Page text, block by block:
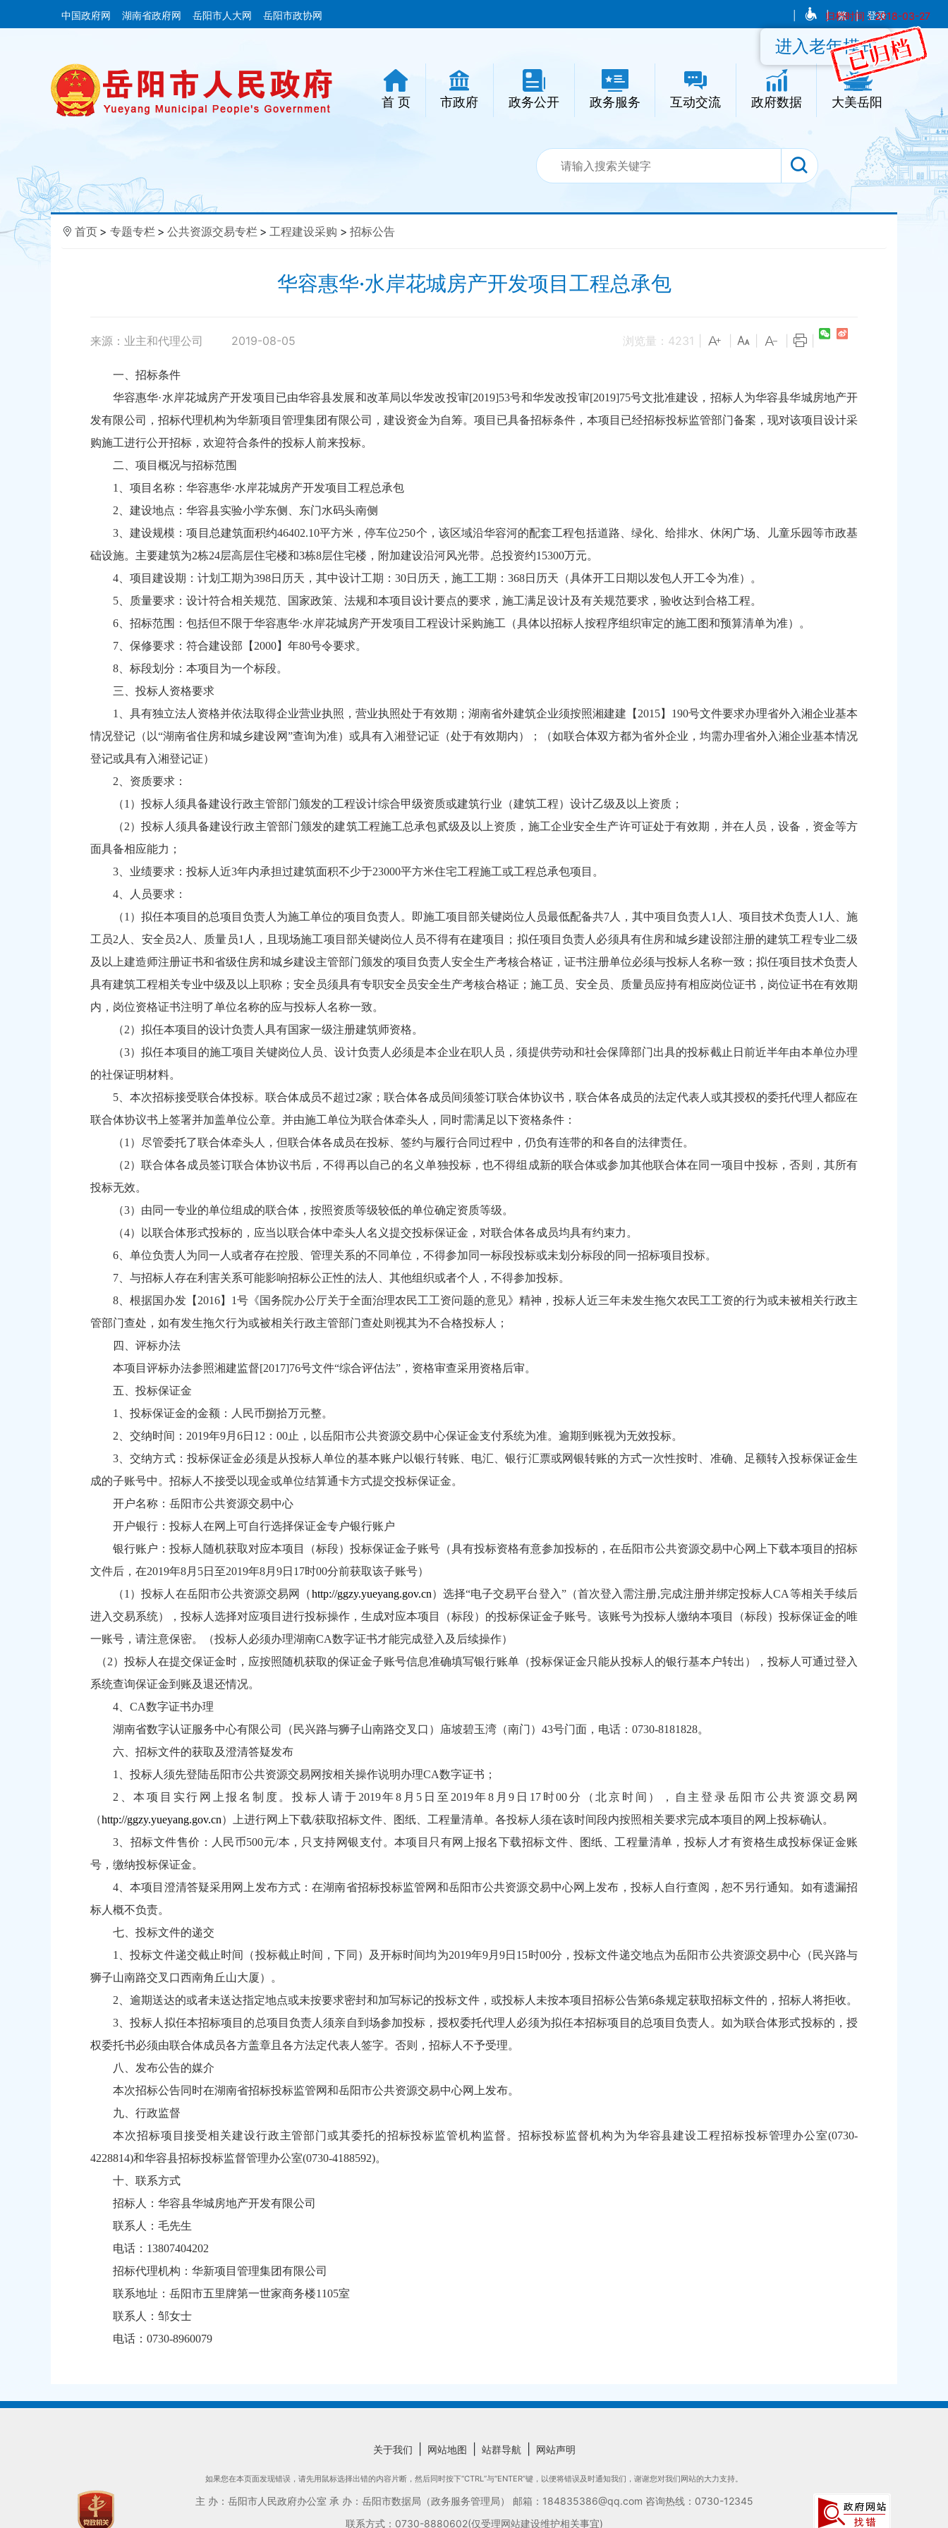
归档时间：2018-03-27
中国政府网 湖南省政府网 岳阳市人大网 岳阳市政协网 |繁| 登录
首 页 市政府 政务公开 政务服务 互动交流 政府数据 大美岳阳
进入老年模式
首页 > 专题专栏 > 公共资源交易专栏 > 工程建设采购 > 招标公告
华容惠华·水岸花城房产开发项目工程总承包
来源：业主和代理公司 2019-08-05 浏览量： 4231
一、招标条件
华容惠华·水岸花城房产开发项目已由华容县发展和改革局以华发改投审[2019]53号和华发改投审[2019]75号文批准建设，招标人为华容县华城房地产开
发有限公司，招标代理机构为华新项目管理集团有限公司，建设资金为自筹。项目已具备招标条件，本项目已经招标投标监管部门备案，现对该项目设计采
购施工进行公开招标，欢迎符合条件的投标人前来投标。
二、项目概况与招标范围
1、项目名称：华容惠华·水岸花城房产开发项目工程总承包
2、建设地点：华容县实验小学东侧、东门水码头南侧
3、建设规模：项目总建筑面积约46402.10平方米，停车位250个，该区域沿华容河的配套工程包括道路、绿化、给排水、休闲广场、儿童乐园等市政基
础设施。主要建筑为2栋24层高层住宅楼和3栋8层住宅楼，附加建设沿河风光带。总投资约15300万元。
4、项目建设期：计划工期为398日历天，其中设计工期：30日历天，施工工期：368日历天（具体开工日期以发包人开工令为准）。
5、质量要求：设计符合相关规范、国家政策、法规和本项目设计要点的要求，施工满足设计及有关规范要求，验收达到合格工程。
6、招标范围：包括但不限于华容惠华·水岸花城房产开发项目工程设计采购施工（具体以招标人按程序组织审定的施工图和预算清单为准）。
7、保修要求：符合建设部【2000】年80号令要求。
8、标段划分：本项目为一个标段。
三、投标人资格要求
1、具有独立法人资格并依法取得企业营业执照，营业执照处于有效期；湖南省外建筑企业须按照湘建建【2015】190号文件要求办理省外入湘企业基本
情况登记（以“湖南省住房和城乡建设网”查询为准）或具有入湘登记证（处于有效期内）；（如联合体双方都为省外企业，均需办理省外入湘企业基本情况
登记或具有入湘登记证）
2、资质要求：
（1）投标人须具备建设行政主管部门颁发的工程设计综合甲级资质或建筑行业（建筑工程）设计乙级及以上资质；
（2）投标人须具备建设行政主管部门颁发的建筑工程施工总承包贰级及以上资质，施工企业安全生产许可证处于有效期，并在人员，设备，资金等方
面具备相应能力；
3、业绩要求：投标人近3年内承担过建筑面积不少于23000平方米住宅工程施工或工程总承包项目。
4、人员要求：
（1）拟任本项目的总项目负责人为施工单位的项目负责人。即施工项目部关键岗位人员最低配备共7人，其中项目负责人1人、项目技术负责人1人、施
工员2人、安全员2人、质量员1人，且现场施工项目部关键岗位人员不得有在建项目；拟任项目负责人必须具有住房和城乡建设部注册的建筑工程专业二级
及以上建造师注册证书和省级住房和城乡建设主管部门颁发的项目负责人安全生产考核合格证，证书注册单位必须与投标人名称一致；拟任项目技术负责人
具有建筑工程相关专业中级及以上职称；安全员须具有专职安全员安全生产考核合格证；施工员、安全员、质量员应持有相应岗位证书，岗位证书在有效期
内，岗位资格证书注明了单位名称的应与投标人名称一致。
（2）拟任本项目的设计负责人具有国家一级注册建筑师资格。
（3）拟任本项目的施工项目关键岗位人员、设计负责人必须是本企业在职人员，须提供劳动和社会保障部门出具的投标截止日前近半年由本单位办理
的社保证明材料。
5、本次招标接受联合体投标。联合体成员不超过2家；联合体各成员间须签订联合体协议书，联合体各成员的法定代表人或其授权的委托代理人都应在
联合体协议书上签署并加盖单位公章。并由施工单位为联合体牵头人，同时需满足以下资格条件：
（1）尽管委托了联合体牵头人，但联合体各成员在投标、签约与履行合同过程中，仍负有连带的和各自的法律责任。
（2）联合体各成员签订联合体协议书后，不得再以自己的名义单独投标，也不得组成新的联合体或参加其他联合体在同一项目中投标，否则，其所有
投标无效。
（3）由同一专业的单位组成的联合体，按照资质等级较低的单位确定资质等级。
（4）以联合体形式投标的，应当以联合体中牵头人名义提交投标保证金，对联合体各成员均具有约束力。
6、单位负责人为同一人或者存在控股、管理关系的不同单位，不得参加同一标段投标或未划分标段的同一招标项目投标。
7、与招标人存在利害关系可能影响招标公正性的法人、其他组织或者个人，不得参加投标。
8、根据国办发【2016】1号《国务院办公厅关于全面治理农民工工资问题的意见》精神，投标人近三年未发生拖欠农民工工资的行为或未被相关行政主
管部门查处，如有发生拖欠行为或被相关行政主管部门查处则视其为不合格投标人；
四、评标办法
本项目评标办法参照湘建监督[2017]76号文件“综合评估法”，资格审查采用资格后审。
五、投标保证金
1、投标保证金的金额：人民币捌拾万元整。
2、交纳时间：2019年9月6日12：00止，以岳阳市公共资源交易中心保证金支付系统为准。逾期到账视为无效投标。
3、交纳方式：投标保证金必须是从投标人单位的基本账户以银行转账、电汇、银行汇票或网银转账的方式一次性按时、准确、足额转入投标保证金生
成的子账号中。招标人不接受以现金或单位结算通卡方式提交投标保证金。
开户名称：岳阳市公共资源交易中心
开户银行：投标人在网上可自行选择保证金专户银行账户
银行账户：投标人随机获取对应本项目（标段）投标保证金子账号（具有投标资格有意参加投标的，在岳阳市公共资源交易中心网上下载本项目的招标
文件后，在2019年8月5日至2019年8月9日17时00分前获取该子账号）
（1）投标人在岳阳市公共资源交易网（http://ggzy.yueyang.gov.cn）选择“电子交易平台登入”（首次登入需注册,完成注册并绑定投标人CA等相关手续后
进入交易系统），投标人选择对应项目进行投标操作，生成对应本项目（标段）的投标保证金子账号。该账号为投标人缴纳本项目（标段）投标保证金的唯
一账号，请注意保密。（投标人必须办理湖南CA数字证书才能完成登入及后续操作）
（2）投标人在提交保证金时，应按照随机获取的保证金子账号信息准确填写银行账单（投标保证金只能从投标人的银行基本户转出），投标人可通过登入
系统查询保证金到账及退还情况。
4、CA数字证书办理
湖南省数字认证服务中心有限公司（民兴路与狮子山南路交叉口）庙坡碧玉湾（南门）43号门面，电话：0730-8181828。
六、招标文件的获取及澄清答疑发布
1、投标人须先登陆岳阳市公共资源交易网按相关操作说明办理CA数字证书；
2、本项目实行网上报名制度。投标人请于2019年8月5日至2019年8月9日17时00分（北京时间），自主登录岳阳市公共资源交易网
（http://ggzy.yueyang.gov.cn）上进行网上下载/获取招标文件、图纸、工程量清单。各投标人须在该时间段内按照相关要求完成本项目的网上投标确认。
3、招标文件售价：人民币500元/本，只支持网银支付。本项目只有网上报名下载招标文件、图纸、工程量清单，投标人才有资格生成投标保证金账
号，缴纳投标保证金。
4、本项目澄清答疑采用网上发布方式：在湖南省招标投标监管网和岳阳市公共资源交易中心网上发布，投标人自行查阅，恕不另行通知。如有遗漏招
标人概不负责。
七、投标文件的递交
1、投标文件递交截止时间（投标截止时间，下同）及开标时间均为2019年9月9日15时00分，投标文件递交地点为岳阳市公共资源交易中心（民兴路与
狮子山南路交叉口西南角丘山大厦）。
2、逾期送达的或者未送达指定地点或未按要求密封和加写标记的投标文件，或投标人未按本项目招标公告第6条规定获取招标文件的，招标人将拒收。
3、投标人拟任本招标项目的总项目负责人须亲自到场参加投标，授权委托代理人必须为拟任本招标项目的总项目负责人。如为联合体形式投标的，授
权委托书必须由联合体成员各方盖章且各方法定代表人签字。否则，招标人不予受理。
八、发布公告的媒介
本次招标公告同时在湖南省招标投标监管网和岳阳市公共资源交易中心网上发布。
九、行政监督
本次招标项目接受相关建设行政主管部门或其委托的招标投标监管机构监督。招标投标监督机构为为华容县建设工程招标投标管理办公室(0730-
4228814)和华容县招标投标监督管理办公室(0730-4188592)。
十、联系方式
招标人：华容县华城房地产开发有限公司
联系人：毛先生
电话：13807404202
招标代理机构：华新项目管理集团有限公司
联系地址：岳阳市五里牌第一世家商务楼1105室
联系人：邹女士
电话：0730-8960079
关于我们 网站地图 站群导航 网站声明
如果您在本页面发现错误，请先用鼠标选择出错的内容片断，然后同时按下“CTRL”与“ENTER”键，以便将错误及时通知我们，谢谢您对我们网站的大力支持。
主 办：岳阳市人民政府办公室 承 办：岳阳市数据局（政务服务管理局） 邮箱：184835386@qq.com 咨询热线：0730-12345
联系方式：0730-8880602(仅受理网站建设维护相关事宜)